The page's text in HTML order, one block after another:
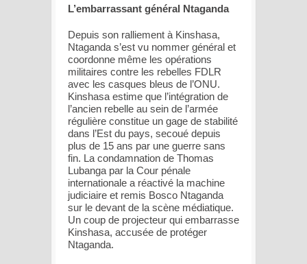
L’embarrassant général Ntaganda
Depuis son ralliement à Kinshasa,
Ntaganda s’est vu nommer général et
coordonne même les opérations
militaires contre les rebelles FDLR
avec les casques bleus de l’ONU.
Kinshasa estime que l’intégration de
l’ancien rebelle au sein de l’armée
régulière constitue un gage de stabilité
dans l’Est du pays, secoué depuis
plus de 15 ans par une guerre sans
fin. La condamnation de Thomas
Lubanga par la Cour pénale
internationale a réactivé la machine
judiciaire et remis Bosco Ntaganda
sur le devant de la scène médiatique.
Un coup de projecteur qui embarrasse
Kinshasa, accusée de protéger
Ntaganda.